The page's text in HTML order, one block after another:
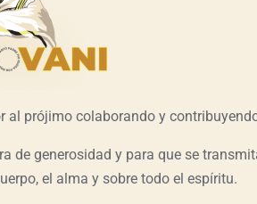
al prójimo colaborando y
de generosidad y para que se
el alma y sobre todo el espíritu.